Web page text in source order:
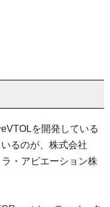
を開発している
るのが、株式会社
・アビエーション株